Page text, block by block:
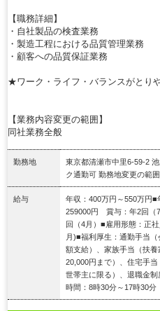
【職務詳細】
・自社製品の検査業務
・製造工程における品質管理業務
・顧客への品質保証業務
★ワーク・ライフ・バランスがとり
【業務内容変更の範囲】
同社業務全般
勤務地
東京都清瀬市中里6-59-2
ク通勤可 勤務地変更の範
給与
年収：400万円～550万円
259000円 賞与：年2回（
回（4月）■雇用形態：正
月)■福利厚生：通勤手当
額支給）、家族手当（扶
20,000円まで）、住宅手
世帯主に限る）、退職金
時間：8時30分～17時30